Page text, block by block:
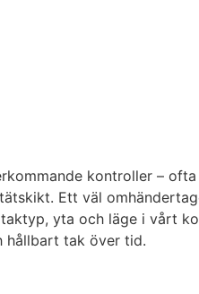
kontroller –
Ett väl
yta och läge i vårt
hållbart tak över tid.